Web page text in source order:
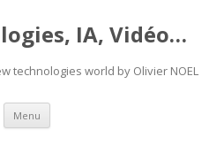
IA, Vidéo…
technologies world by Olivier NOEL
Menu Skip
content